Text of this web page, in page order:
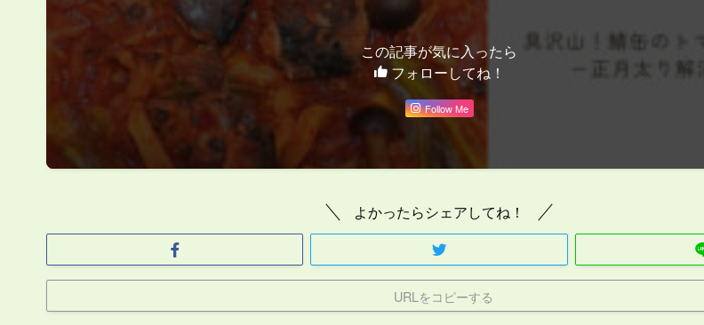
この記事が気に入ったら
フォローしてね！
Follow Me
よかったらシェアしてね！
URLをコピーする